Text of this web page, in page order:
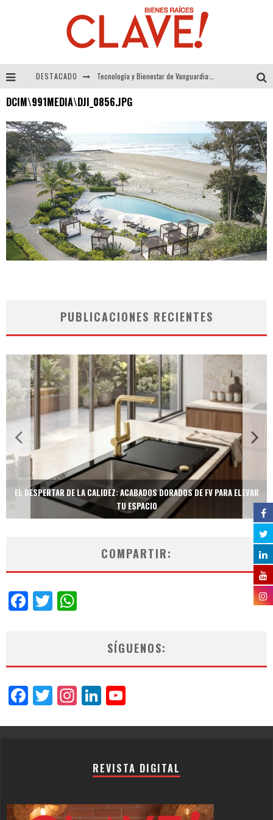
DESTACADO
Alexandra Bedoya – La Constancia detrás de La Paletería
El Despertar de la Calidez: Acabados Dorados de FV para Elevar tu Espacio
DCIM\991MEDIA\DJI_0856.JPG
PUBLICACIONES RECIENTES
EL DESPERTAR DE LA CALIDEZ: ACABADOS DORADOS DE FV PARA ELEVAR
TU ESPACIO
COMPARTIR:
Facebook
Twitter
SÍGUENOS:
Facebook
Twitter
Instagram
LinkedIn
REVISTA DIGITAL